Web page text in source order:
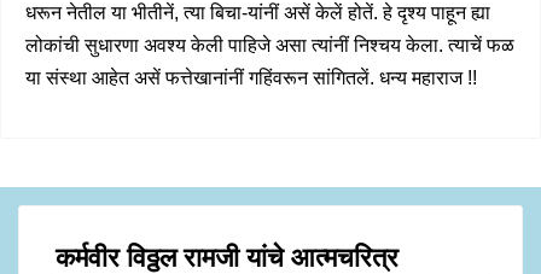
धरून नेतील या भीतीनें, त्या बिचा-यांनीं असें केलें होतें. हे दृश्य पाहून ह्या
लोकांची सुधारणा अवश्य केली पाहिजे असा त्यांनीं निश्चय केला. त्याचें फळ
या संस्था आहेत असें फत्तेखानांनीं गहिंवरून सांगितलें. धन्य महाराज !!
कर्मवीर विठ्ठल रामजी यांचे आत्मचरित्र